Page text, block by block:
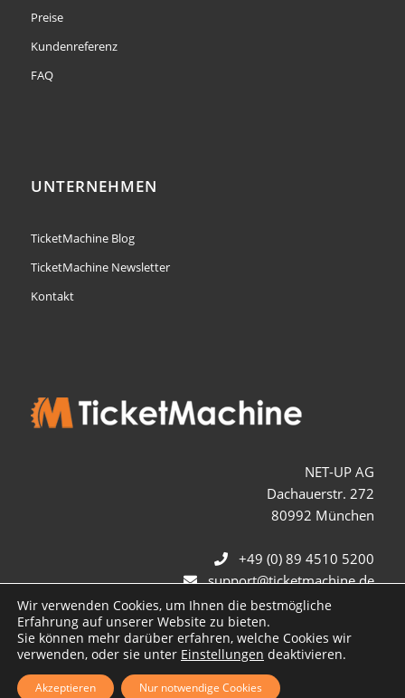
Preise
Kundenreferenz
FAQ
UNTERNEHMEN
TicketMachine Blog
TicketMachine Newsletter
Kontakt
NET-UP AG
Dachauerstr. 272
80992 München
+49 (0) 89 4510 5200
support@ticketmachine.de
© Copyright TicketMachine 2026 - Die Ticketing Spezialisten
Wir verwenden Cookies, um Ihnen die bestmögliche
Erfahrung auf unserer Website zu bieten.
Sie können mehr darüber erfahren, welche Cookies wir
verwenden, oder sie unter Einstellungen deaktivieren.
Akzeptieren Nur notwendige Cookies